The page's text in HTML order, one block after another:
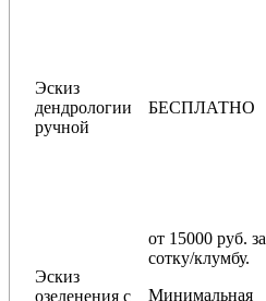
Эскиз
дендрологии
ручной
БЕСПЛАТНО
Эскиз
озеленения с
от 15000 руб. за
сотку/клумбу.
Минимальная